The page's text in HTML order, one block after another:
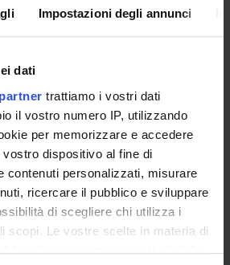
Impostazioni degli annunci
dati
trattiamo i vostri dati
il vostro numero IP, utilizzando
per memorizzare e accedere
dispositivo al fine di
contenuti personalizzati, misurare
ricercare il pubblico e sviluppare
di scegliere chi utilizza i
scopi. Le vostre scelte in materia di
solo su questa proprietà digitale